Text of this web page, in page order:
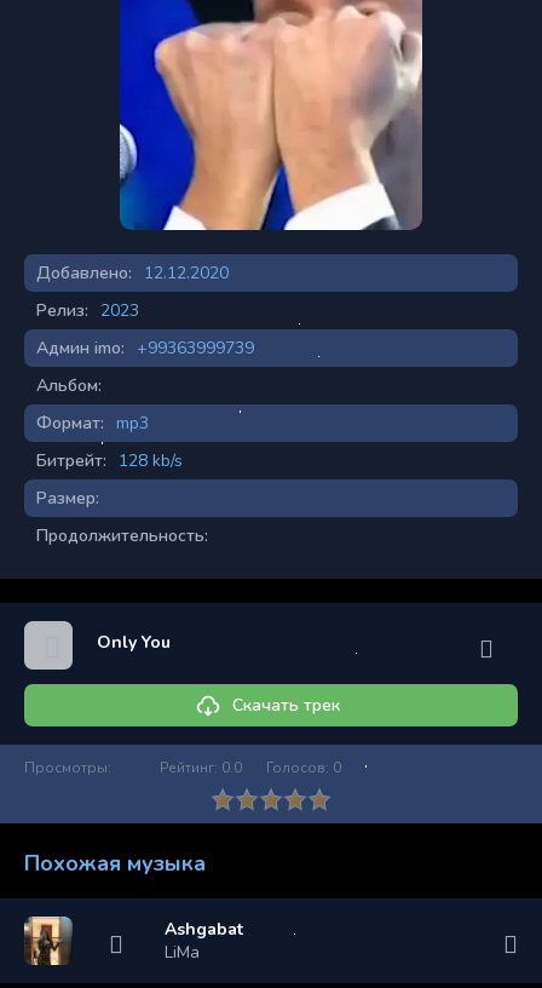
Добавлено:
12.12.2020
Релиз:
2023
Админ imo:
+99363999739
Альбом:
Формат:
mp3
Битрейт:
128 kb/s
Размер:
Продолжительность:
Only You
Скачать трек
Просмотры: Рейтинг: 0.0 Голосов: 0
Похожая музыка
Ashgabat
LiMa